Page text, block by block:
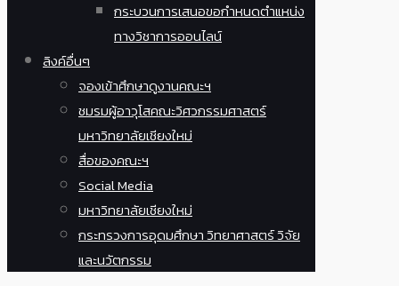
กระบวนการเสนอขอกำหนดตำแหน่ง
ทางวิชาการออนไลน์
ลิงค์อื่นๆ
จองเข้าศึกษาดูงานคณะฯ
ชมรมผู้อาวุโสคณะวิศวกรรมศาสตร์
มหาวิทยาลัยเชียงใหม่
สื่อของคณะฯ
Social Media
มหาวิทยาลัยเชียงใหม่
กระทรวงการอุดมศึกษา วิทยาศาสตร์ วิจัย
และนวัตกรรม